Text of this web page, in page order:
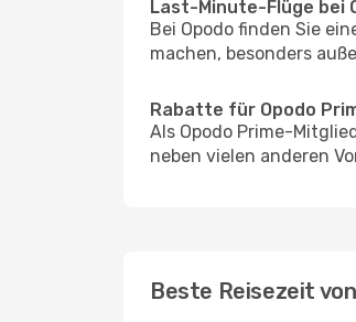
Last-Minute-Flüge bei
Bei Opodo finden Sie
machen, besonders
Rabatte für Opodo
Als Opodo Prime-
neben vielen anderen
Beste Reisezeit